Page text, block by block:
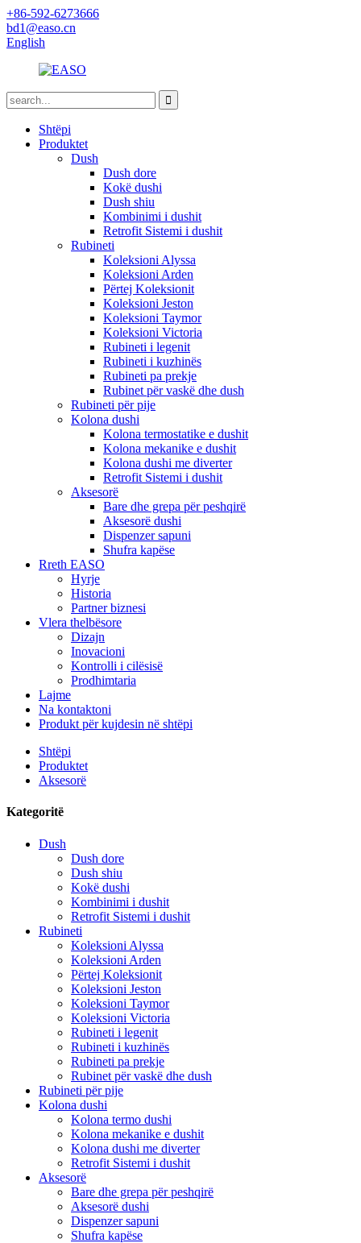
+86-592-6273666
bd1@easo.cn
English
Shtëpi
Produktet
Dush
Dush dore
Kokë dushi
Dush shiu
Kombinimi i dushit
Retrofit Sistemi i dushit
Rubineti
Koleksioni Alyssa
Koleksioni Arden
Përtej Koleksionit
Koleksioni Jeston
Koleksioni Taymor
Koleksioni Victoria
Rubineti i legenit
Rubineti i kuzhinës
Rubineti pa prekje
Rubinet për vaskë dhe dush
Rubineti për pije
Kolona dushi
Kolona termostatike e dushit
Kolona mekanike e dushit
Kolona dushi me diverter
Retrofit Sistemi i dushit
Aksesorë
Bare dhe grepa për peshqirë
Aksesorë dushi
Dispenzer sapuni
Shufra kapëse
Rreth EASO
Hyrje
Historia
Partner biznesi
Vlera thelbësore
Dizajn
Inovacioni
Kontrolli i cilësisë
Prodhimtaria
Lajme
Na kontaktoni
Produkt për kujdesin në shtëpi
Shtëpi
Produktet
Aksesorë
Kategoritë
Dush
Dush dore
Dush shiu
Kokë dushi
Kombinimi i dushit
Retrofit Sistemi i dushit
Rubineti
Koleksioni Alyssa
Koleksioni Arden
Përtej Koleksionit
Koleksioni Jeston
Koleksioni Taymor
Koleksioni Victoria
Rubineti i legenit
Rubineti i kuzhinës
Rubineti pa prekje
Rubinet për vaskë dhe dush
Rubineti për pije
Kolona dushi
Kolona termo dushi
Kolona mekanike e dushit
Kolona dushi me diverter
Retrofit Sistemi i dushit
Aksesorë
Bare dhe grepa për peshqirë
Aksesorë dushi
Dispenzer sapuni
Shufra kapëse